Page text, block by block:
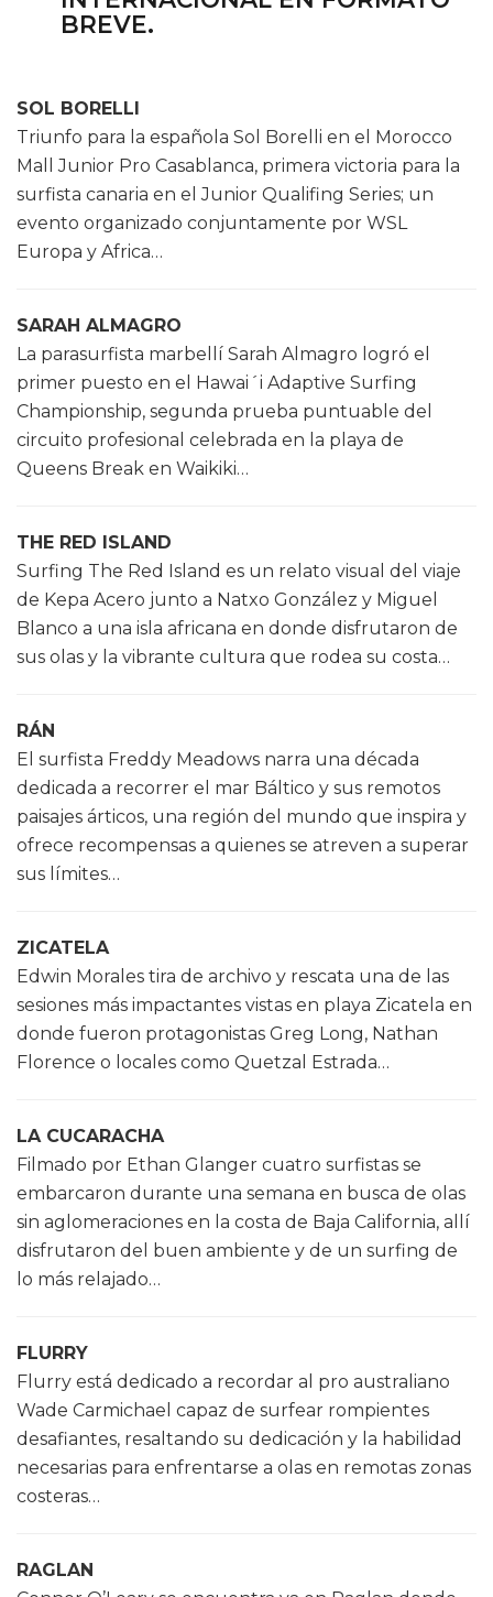
BREVE.
SOL BORELLI
Triunfo para la española Sol Borelli en el Morocco
Mall Junior Pro Casablanca, primera victoria para la
surfista canaria en el Junior Qualifing Series; un
evento organizado conjuntamente por WSL
Europa y Africa…
SARAH ALMAGRO
La parasurfista marbellí Sarah Almagro logró el
primer puesto en el Hawai´i Adaptive Surfing
Championship, segunda prueba puntuable del
circuito profesional celebrada en la playa de
Queens Break en Waikiki…
THE RED ISLAND
Surfing The Red Island es un relato visual del viaje
de Kepa Acero junto a Natxo González y Miguel
Blanco a una isla africana en donde disfrutaron de
sus olas y la vibrante cultura que rodea su costa…
RÁN
El surfista Freddy Meadows narra una década
dedicada a recorrer el mar Báltico y sus remotos
paisajes árticos, una región del mundo que inspira y
ofrece recompensas a quienes se atreven a superar
sus límites…
ZICATELA
Edwin Morales tira de archivo y rescata una de las
sesiones más impactantes vistas en playa Zicatela en
donde fueron protagonistas Greg Long, Nathan
Florence o locales como Quetzal Estrada…
LA CUCARACHA
Filmado por Ethan Glanger cuatro surfistas se
embarcaron durante una semana en busca de olas
sin aglomeraciones en la costa de Baja California, allí
disfrutaron del buen ambiente y de un surfing de
lo más relajado…
FLURRY
Flurry está dedicado a recordar al pro australiano
Wade Carmichael capaz de surfear rompientes
desafiantes, resaltando su dedicación y la habilidad
necesarias para enfrentarse a olas en remotas zonas
costeras…
RAGLAN